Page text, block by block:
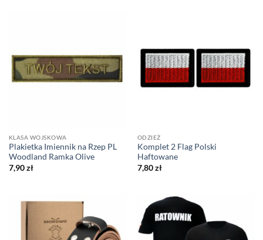
KLASA WOJSKOWA
Plakietka Imiennik na Rzep PL
Woodland Ramka Olive
7,90zł
ODZIEŻ
Komplet 2 Flag Polski
Haftowane
7,80zł